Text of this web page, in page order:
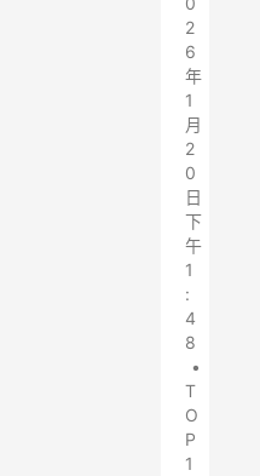
2
6
年
1
月
2
0
日
下
午
1
:
4
8
•
T
O
P
1